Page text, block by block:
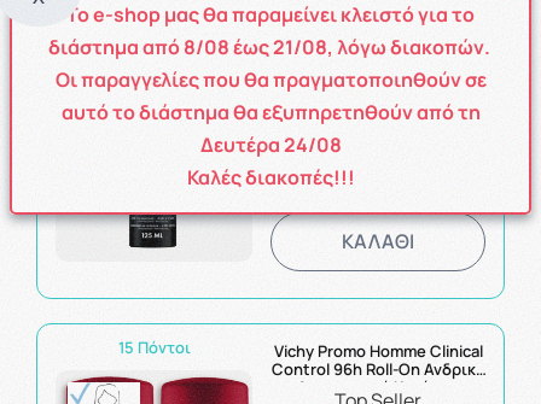
11 Πόντοι
Vichy Homme Clinical
Control Ανδρικό
Αποσμητικό Σπρέι Για
96ώρες Προστασίας 125ml
Η τιμή μας:
10.51€
ΚΑΛΑΘΙ
15 Πόντοι
Vichy Promo Homme Clinical
Control 96h Roll-On Ανδρικό
Αποσμητικό Κατά της
Το e-shop μας θα παραμείνει κλειστό για το
διάστημα από8/08έως21/08, λόγω διακοπών.
Οι παραγγελίες που θα πραγματοποιηθούν σε
αυτό το διάστημα θα εξυπηρετηθούν από τη
Δευτέρα 24/08
Καλές διακοπές!!!